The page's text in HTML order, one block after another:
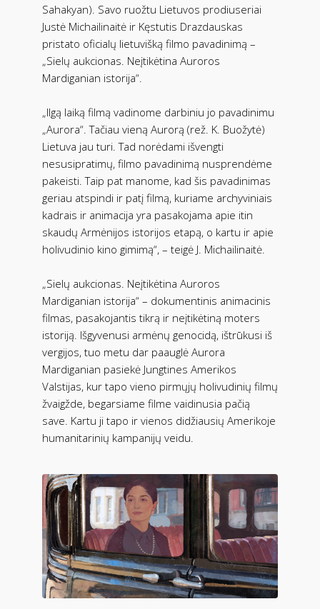
Sahakyan). Savo ruožtu Lietuvos prodiuseriai
Justė Michailinaitė ir Kęstutis Drazdauskas
pristato oficialų lietuvišką filmo pavadinimą –
„Sielų aukcionas. Neįtikėtina Auroros
Mardiganian istorija“.
„Ilgą laiką filmą vadinome darbiniu jo pavadinimu
„Aurora“. Tačiau vieną Aurorą (rež. K. Buožytė)
Lietuva jau turi. Tad norėdami išvengti
nesusipratimų, filmo pavadinimą nusprendėme
pakeisti. Taip pat manome, kad šis pavadinimas
geriau atspindi ir patį filmą, kuriame archyviniais
kadrais ir animacija yra pasakojama apie itin
skaudų Armėnijos istorijos etapą, o kartu ir apie
holivudinio kino gimimą“, – teigė J. Michailinaitė.
„Sielų aukcionas. Neįtikėtina Auroros
Mardiganian istorija“ – dokumentinis animacinis
filmas, pasakojantis tikrą ir neįtikėtiną moters
istoriją. Išgyvenusi armėnų genocidą, ištrūkusi iš
vergijos, tuo metu dar paauglė Aurora
Mardiganian pasiekė Jungtines Amerikos
Valstijas, kur tapo vieno pirmųjų holivudinių filmų
žvaigžde, begarsiame filme vaidinusia pačią
save. Kartu ji tapo ir vienos didžiausių Amerikoje
humanitarinių kampanijų veidu.